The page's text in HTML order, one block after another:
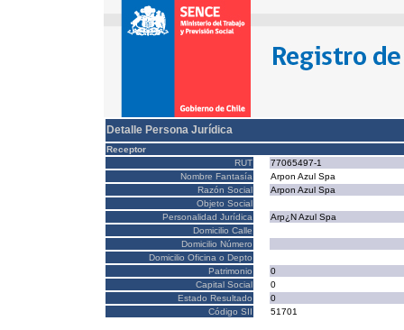
Detalle Persona Jurídica
Receptor
RUT
77065497-1
Nombre Fantasía
Arpon Azul Spa
Razón Social
Arpon Azul Spa
Objeto Social
Personalidad Jurídica
Arp¿N Azul Spa
Domicilio Calle
Domicilio Número
Domicilio Oficina o Depto
Patrimonio
0
Capital Social
0
Estado Resultado
0
Código SII
51701